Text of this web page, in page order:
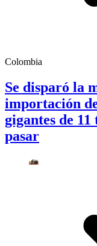
Colombia
Se disparó la
importación
gigantes de
pasar